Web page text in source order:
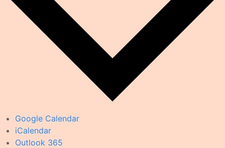
Google Calendar
iCalendar
Outlook 365